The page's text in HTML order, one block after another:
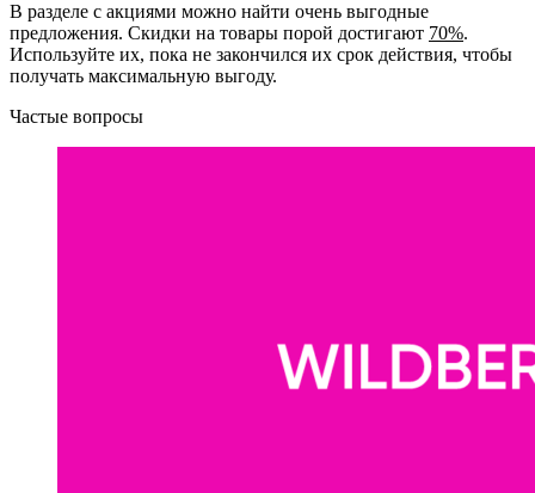
В разделе с акциями можно найти очень выгодные
предложения. Скидки на товары порой достигают 70%.
Используйте их, пока не закончился их срок действия, чтобы
получать максимальную выгоду.
Частые вопросы